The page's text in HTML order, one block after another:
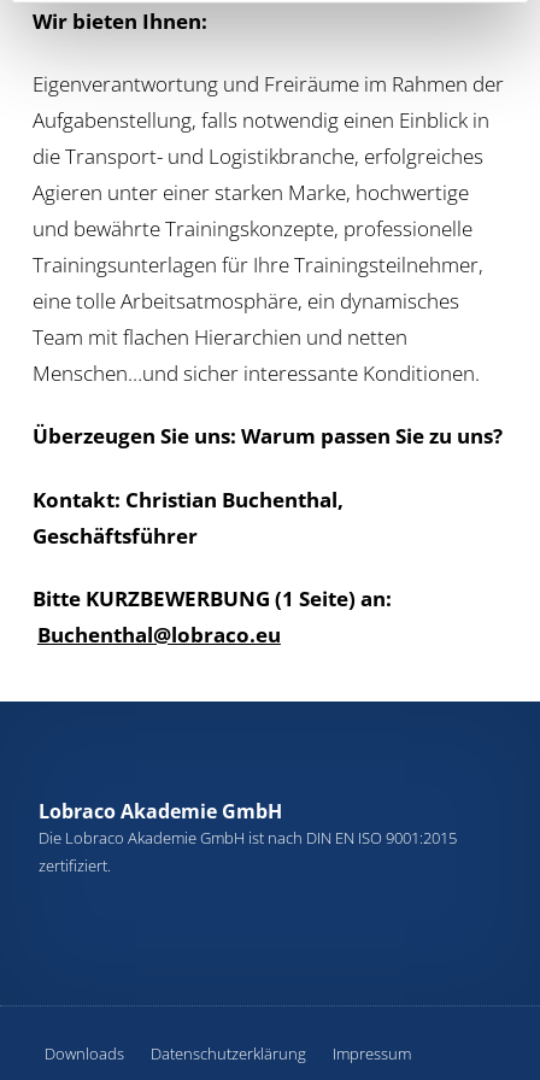
Wir bieten Ihnen:
Eigenverantwortung und Freiräume im Rahmen der
Aufgabenstellung, falls notwendig einen Einblick in
die Transport- und Logistikbranche, erfolgreiches
Agieren unter einer starken Marke, hochwertige
und bewährte Trainingskonzepte, professionelle
Trainingsunterlagen für Ihre Trainingsteilnehmer,
eine tolle Arbeitsatmosphäre, ein dynamisches
Team mit flachen Hierarchien und netten
Menschen…und sicher interessante Konditionen.
Überzeugen Sie uns: Warum passen Sie zu uns?
Kontakt: Christian Buchenthal,
Geschäftsführer
Bitte KURZBEWERBUNG (1 Seite) an:
Buchenthal@lobraco.eu
Lobraco Akademie GmbH
Die Lobraco Akademie GmbH ist nach DIN EN ISO 9001:2015
zertifiziert.
Downloads Datenschutzerklärung Impressum